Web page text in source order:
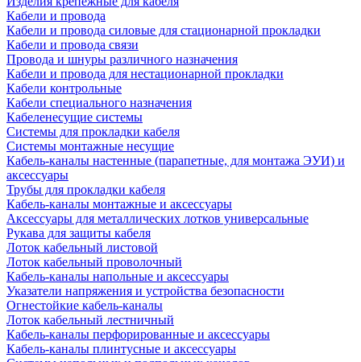
Кабели и провода
Кабели и провода силовые для стационарной прокладки
Кабели и провода связи
Провода и шнуры различного назначения
Кабели и провода для нестационарной прокладки
Кабели контрольные
Кабели специального назначения
Кабеленесущие системы
Системы для прокладки кабеля
Системы монтажные несущие
Кабель-каналы настенные (парапетные, для монтажа ЭУИ) и
аксессуары
Трубы для прокладки кабеля
Кабель-каналы монтажные и аксессуары
Аксессуары для металлических лотков универсальные
Рукава для защиты кабеля
Лоток кабельный листовой
Лоток кабельный проволочный
Кабель-каналы напольные и аксессуары
Указатели напряжения и устройства безопасности
Огнестойкие кабель-каналы
Лоток кабельный лестничный
Кабель-каналы перфорированные и аксессуары
Кабель-каналы плинтусные и аксессуары